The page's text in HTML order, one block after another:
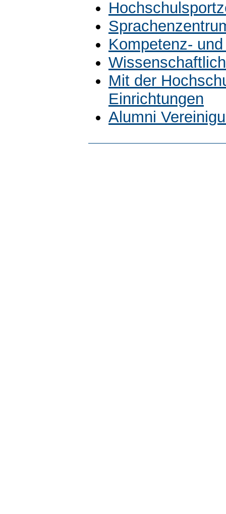
Kompetenz-
Mit der
Einrichtungen
Alumni